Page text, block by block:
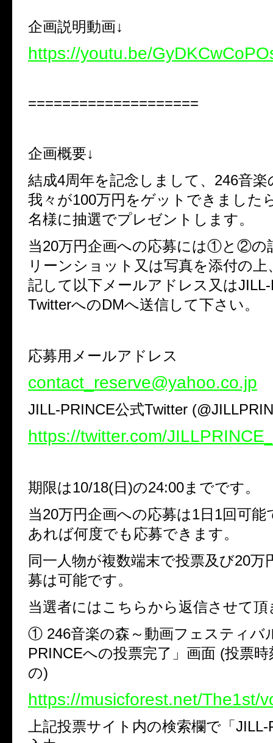
企画説明動画↓
https://youtu.be/
====================
企画概要↓
結成4周年を記念しまして、246音
我々が100万円をゲットできました
名様に抽選でプレゼントします。
当20万円企画への応募には①と②の
リーンショット又は写真を添付の上
記して以下メールアドレス又は
TwitterへのDMへ送信して下さい。
応募用メールアドレス
contact_reserve@yahoo.co.jp
JILL-PRINCE公式Twitter
https://twitter.com/
期限は10/18(日)の24:00までです。
当20万円企画への応募は1日1回可能
あれば何度でも応募できます。
同一人物が複数端末で投票及び20万
募は可能です。
当選者にはこちらから返信させて頂
① 246音楽の森～動画フェスティバ
PRINCEへの投票完了」画面 (投票
の)
https://musicforest.net/The1st/
上記投票サイト内の検索欄で「